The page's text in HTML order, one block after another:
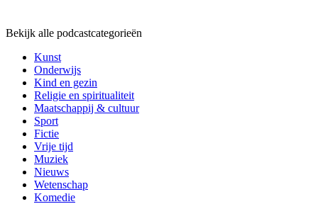
Bekijk alle podcastcategorieën
Kunst
Onderwijs
Kind en gezin
Religie en spiritualiteit
Maatschappij & cultuur
Sport
Fictie
Vrije tijd
Muziek
Nieuws
Wetenschap
Komedie